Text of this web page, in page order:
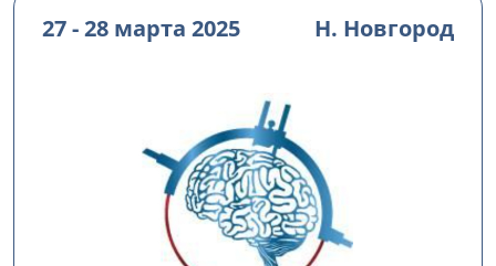
27 - 28 марта 2025 Н. Новгород